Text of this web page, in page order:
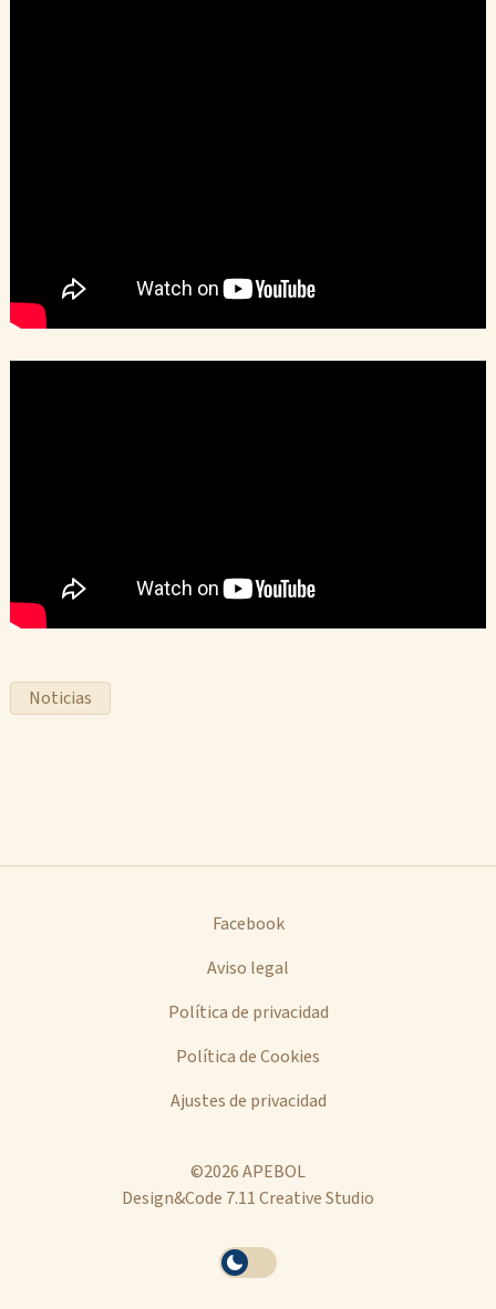
Noticias
Facebook
Aviso legal
Política de privacidad
Política de Cookies
Ajustes de privacidad
©2026 APEBOL
Design&Code 7.11 Creative Studio
Activar